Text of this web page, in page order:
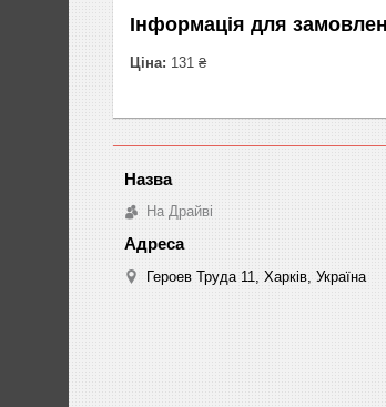
Інформація для
Ціна: 131 ₴
На Драйві
Героев Труда 11, Харків, Україна